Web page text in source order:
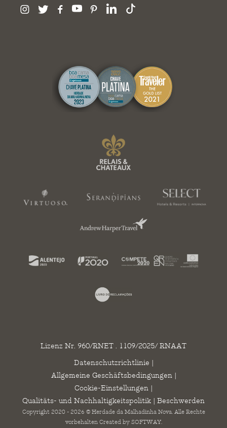
Lizenz Nr. 960/RNET . 1109/2025/ RNAAT
Datenschutzrichtlinie |
Allgemeine Geschäftsbedingungen|
Cookie-Einstellungen |
Qualitäts- und Nachhaltigkeitspolitik | Beschwerden
Copyright 2020 - 2026 © Herdade da Malhadinha Nova. Alle Rechte
vorbehalten Created by SOFTWAY.